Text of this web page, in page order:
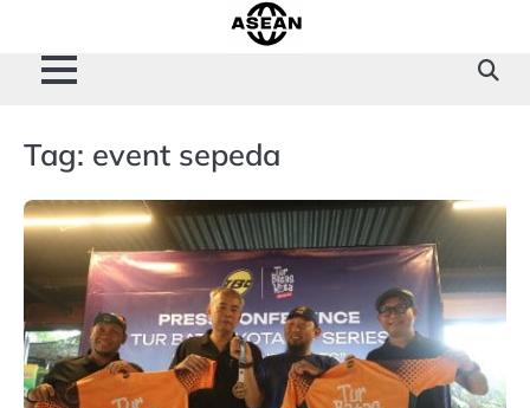
content
Tag: event sepeda